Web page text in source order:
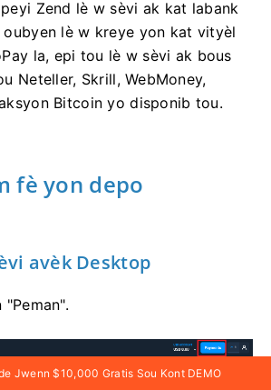
Zend lè w sèvi ak kat labank
lè w kreye yon kat vityèl
la, epi tou lè w sèvi ak bous
Neteller, Skrill, WebMoney,
Bitcoin yo disponib tou.
fè yon depo
avèk Desktop
Jwenn $10,000 Gratis Sou Kont DEMO